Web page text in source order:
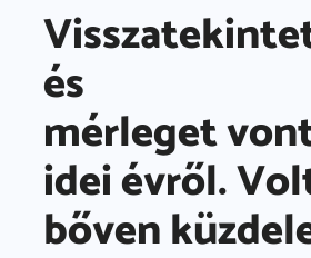
és
mérleget
idei évről.
bőven